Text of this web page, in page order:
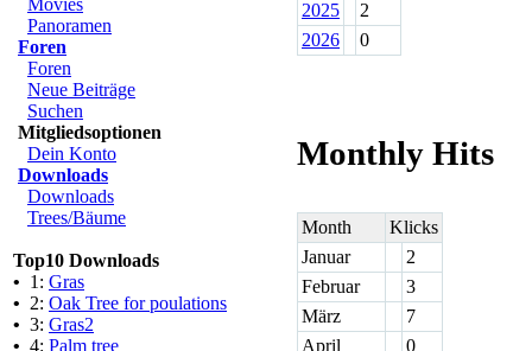
Movies
Panoramen
Foren
Foren
Neue Beiträge
Suchen
Mitgliedsoptionen
Dein Konto
Downloads
Downloads
Trees/Bäume
Top10 Downloads
• 1: Gras
• 2: Oak Tree for poulations
• 3: Gras2
• 4: Palm tree
2025
2
2026
0
Monthly Hits
Month
Klicks
Januar
2
Februar
3
März
7
April
0